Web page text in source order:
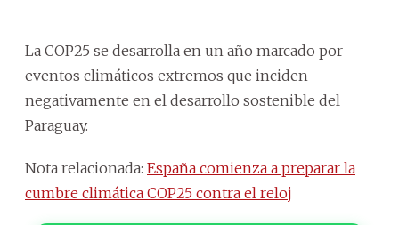
La COP25 se desarrolla en un año marcado por
eventos climáticos extremos que inciden
negativamente en el desarrollo sostenible del
Paraguay.
Nota relacionada: España comienza a preparar la
cumbre climática COP25 contra el reloj